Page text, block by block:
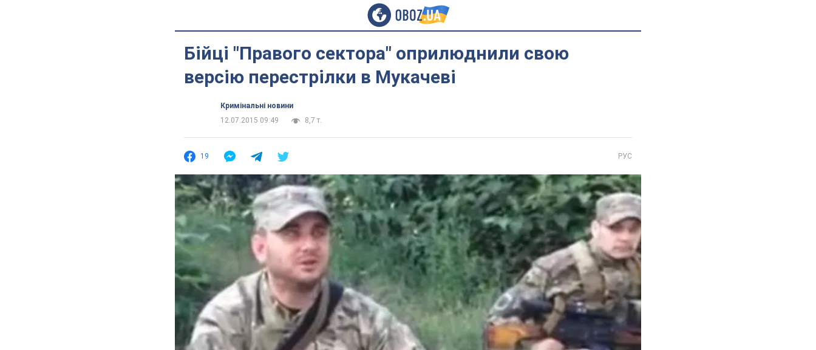
Бійці "Правого сектора" оприлюднили свою
версію перестрілки в Мукачеві
Кримінальні новини
12.07.2015 09:49
8,7 т.
19 РУС